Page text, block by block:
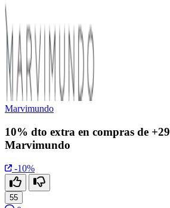
Marvimundo
10% dto extra en compras de
Marvimundo
-10%
55